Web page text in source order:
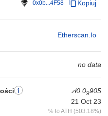
0x0b...4F58 Kopiuj
Etherscan.io
no data
zł0.09905
21 Oct 23
% to ATH (503.18%)
zyskał
, osiągając
tymczasowe opóźnienie w akcji
impulsu rynkowego.